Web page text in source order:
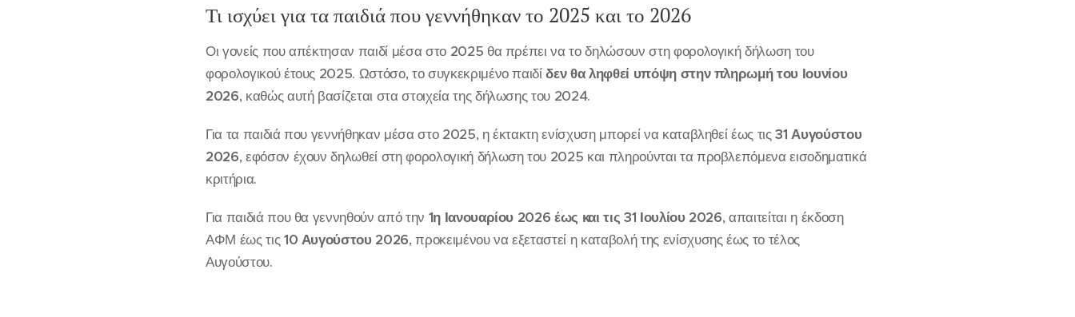
Τι ισχύει για τα παιδιά που γεννήθηκαν το 2025 και το 2026
Οι γονείς που απέκτησαν παιδί μέσα στο 2025 θα πρέπει να το δηλώσουν στη φορολογική δήλωση του
φορολογικού έτους 2025. Ωστόσο, το συγκεκριμένο παιδίδεν θα ληφθεί υπόψη στην πληρωμή του Ιουνίου
2026, καθώς αυτή βασίζεται στα στοιχεία της δήλωσης του 2024.
Για τα παιδιά που γεννήθηκαν μέσα στο 2025, η έκτακτη ενίσχυση μπορεί να καταβληθεί έως τις31 Αυγούστου
2026, εφόσον έχουν δηλωθεί στη φορολογική δήλωση του 2025 και πληρούνται τα προβλεπόμενα εισοδηματικά
κριτήρια.
Για παιδιά που θα γεννηθούν από την 1η Ιανουαρίου 2026 έως και τις 31 Ιουλίου 2026, απαιτείται η έκδοση
ΑΦΜ έως τις 10 Αυγούστου 2026, προκειμένου να εξεταστεί η καταβολή της ενίσχυσης έως το τέλος
Αυγούστου.